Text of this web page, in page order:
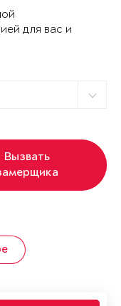
для вас и
Вызвать